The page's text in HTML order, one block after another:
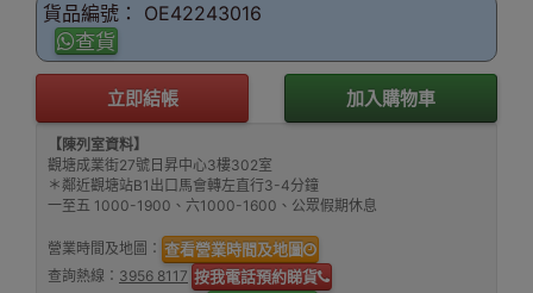
貨品編號： OE42243016
查貨
立即結帳 加入購物車
【陳列室資料】
觀塘成業街27號日昇中心3樓302室
＊鄰近觀塘站B1出口馬會轉左直行3-4分鐘
一至五 1000-1900、六1000-1600、公眾假期休息
營業時間及地圖： 查看營業時間及地圖
查詢熱線： 3956 8117 按我電話預約睇貨